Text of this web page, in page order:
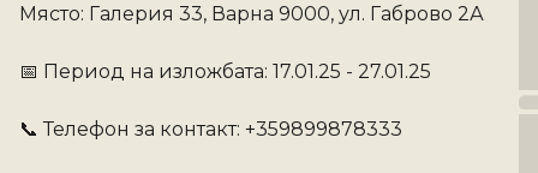
Място: Галерия 33, Варна 9000, ул. Габрово 2А
📅 Период на изложбата: 17.01.25 - 27.01.25
📞 Телефон за контакт: +359899878333